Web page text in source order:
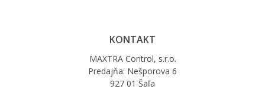
KONTAKT
MAXTRA Control, s.r.o.
Predajňa: Nešporova 6
927 01 Šaľa